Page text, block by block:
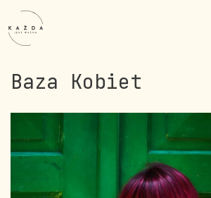
Baza Kobiet